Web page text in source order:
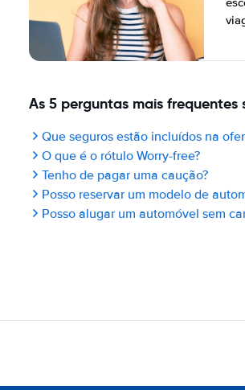
As 5 perguntas mais
Que seguros estão incluídos na
O que é o rótulo Worry-free?
Tenho de pagar uma caução?
Posso reservar um modelo de
Posso alugar um automóvel sem